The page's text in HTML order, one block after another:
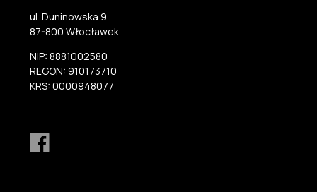
ul. Duninowska 9
87-800 Włocławek
NIP: 8881002580
REGON: 910173710
KRS: 0000948077